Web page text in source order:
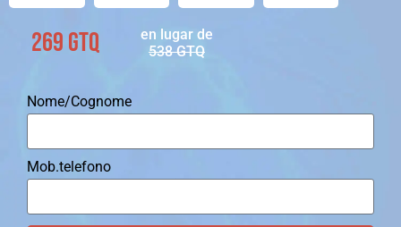
269 GTQ
en lugar de
538 GTQ
Nome/Cognome
Mob.telefono